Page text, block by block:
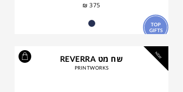
₪ 375
TOP
GIFTS
NEW שח מט REVERRA
PRINTWORKS